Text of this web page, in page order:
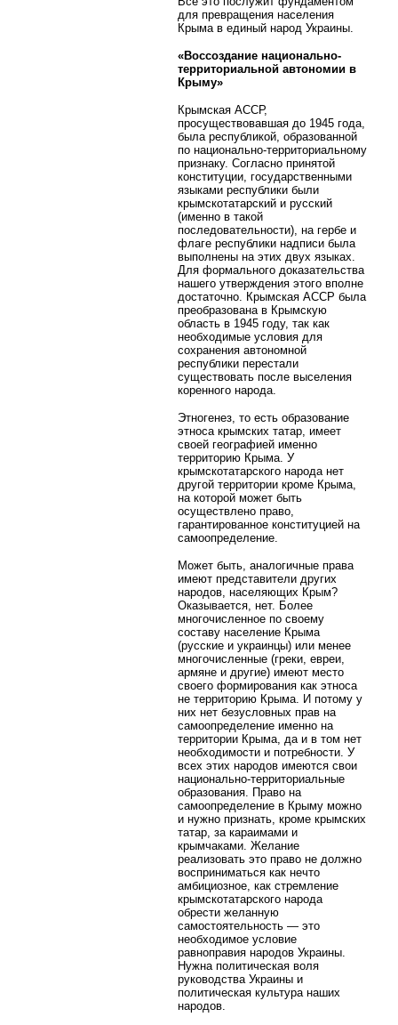
для превращения населения
Крыма в единый народ Украины.
«Воссоздание национально-
территориальной автономии в
Крыму»
Крымская АССР,
просуществовавшая до 1945 года,
была республикой, образованной
по национально-территориальному
признаку. Согласно принятой
конституции, государственными
языками республики были
крымскотатарский и русский
(именно в такой
последовательности), на гербе и
флаге республики надписи была
выполнены на этих двух языках.
Для формального доказательства
нашего утверждения этого вполне
достаточно. Крымская АССР была
преобразована в Крымскую
область в 1945 году, так как
необходимые условия для
сохранения автономной
республики перестали
существовать после выселения
коренного народа.
Этногенез, то есть образование
этноса крымских татар, имеет
своей географией именно
территорию Крыма. У
крымскотатарского народа нет
другой территории кроме Крыма,
на которой может быть
осуществлено право,
гарантированное конституцией на
самоопределение.
Может быть, аналогичные права
имеют представители других
народов, населяющих Крым?
Оказывается, нет. Более
многочисленное по своему
составу население Крыма
(русские и украинцы) или менее
многочисленные (греки, евреи,
армяне и другие) имеют место
своего формирования как этноса
не территорию Крыма. И потому у
них нет безусловных прав на
самоопределение именно на
территории Крыма, да и в том нет
необходимости и потребности. У
всех этих народов имеются свои
национально-территориальные
образования. Право на
самоопределение в Крыму можно
и нужно признать, кроме крымских
татар, за караимами и
крымчаками. Желание
реализовать это право не должно
восприниматься как нечто
амбициозное, как стремление
крымскотатарского народа
обрести желанную
самостоятельность — это
необходимое условие
равноправия народов Украины.
Нужна политическая воля
руководства Украины и
политическая культура наших
народов.